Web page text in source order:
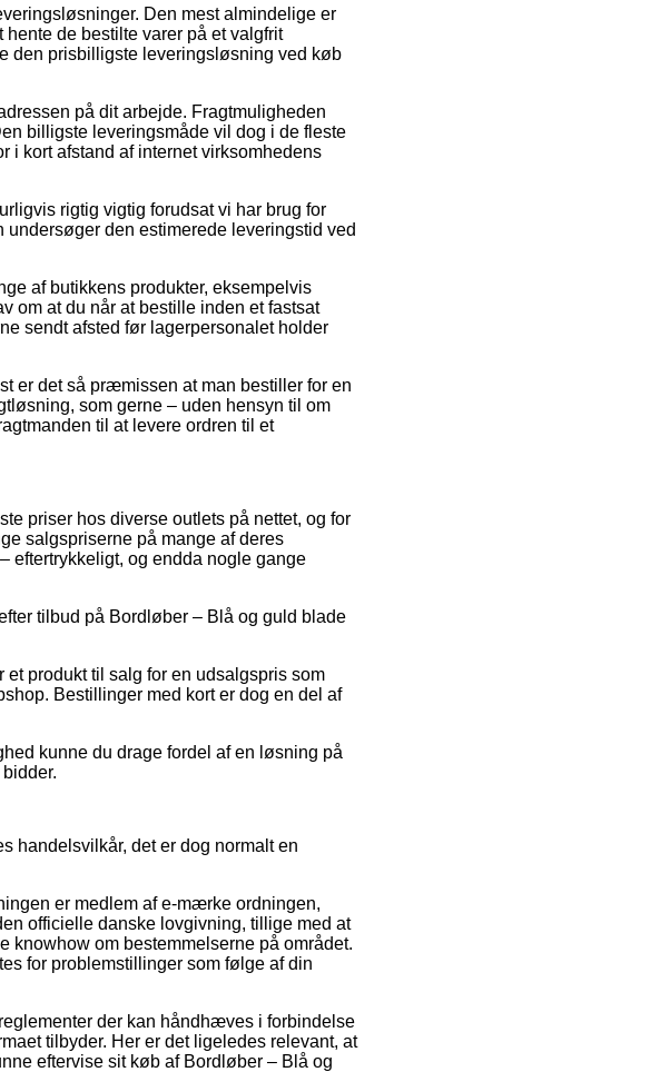
Den mest almindelige er
de bestilte varer på et valgfrit
den prisbilligste leveringsløsning ved køb
på dit arbejde. Fragtmuligheden
billigste leveringsmåde vil dog i de fleste
kort afstand af internet virksomhedens
rigtig vigtig forudsat vi har brug for
undersøger den estimerede leveringstid ved
af butikkens produkter, eksempelvis
om at du når at bestille inden et fastsat
sendt afsted før lagerpersonalet holder
er det så præmissen at man bestiller for en
som gerne – uden hensyn til om
til at levere ordren til et
priser hos diverse outlets på nettet, og for
salgspriserne på mange af deres
eftertrykkeligt, og endda nogle gange
tilbud på Bordløber – Blå og guld blade
produkt til salg for en udsalgspris som
Bestillinger med kort er dog en del af
kunne du drage fordel af en løsning på
handelsvilkår, det er dog normalt en
er medlem af e-mærke ordningen,
officielle danske lovgivning, tillige med at
knowhow om bestemmelserne på området.
for problemstillinger som følge af din
der kan håndhæves i forbindelse
tilbyder. Her er det ligeledes relevant, at
eftervise sit køb af Bordløber – Blå og